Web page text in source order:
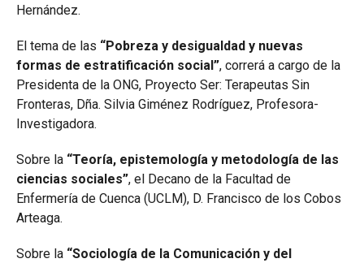
Hernández.
El tema de las “Pobreza y desigualdad y nuevas
formas de estratificación social”, correrá a cargo de la
Presidenta de la ONG, Proyecto Ser: Terapeutas Sin
Fronteras, Dña. Silvia Giménez Rodríguez, Profesora-
Investigadora.
Sobre la “Teoría, epistemología y metodología de las
ciencias sociales”, el Decano de la Facultad de
Enfermería de Cuenca (UCLM), D. Francisco de los Cobos
Arteaga.
Sobre la “Sociología de la Comunicación y del